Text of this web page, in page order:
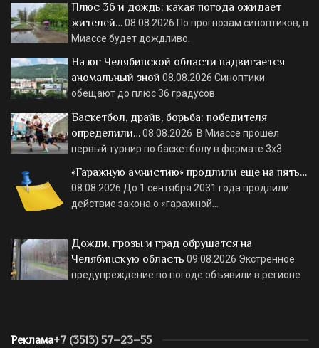
Плюс 36 и дождь: какая погода ожидает
жителей…08.08.2026 По прогнозам синоптиков, в
Миассе будет дождливо.
На юг Челябинской области надвигается
аномальный зной 08.08.2026 Синоптики
обещают до плюс 36 градусов.
Баскетбол, драйв, борьба: победителя
определили…08.08.2026 В Миассе прошел
первый турнир по баскетболу в формате 3х3.
«Гаражную амнистию» продлили еще на пять…
08.08.2026 До 1 сентября 2031 года продлили
действие закона о «гаражной…
Дожди, грозы и град обрушатся на
Челябинскую область 09.08.2026 Экстренное
предупреждение по погоде объявили в регионе.
Реклама+7 (3513) 57–23–55